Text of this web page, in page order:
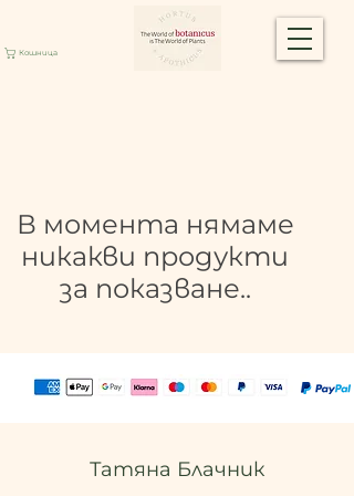
Кошница
В момента нямаме
никакви продукти
за показване..
Татяна Блачник